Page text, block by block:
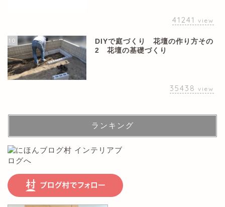
41241 view
10
DIYで庭づくり 花壇の作り方その
2 花壇の基礎づくり
35438 view
ランキング